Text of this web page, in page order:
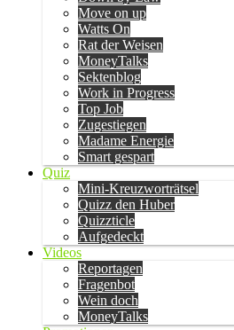
Move on up
Watts On
Rat der Weisen
MoneyTalks
Sektenblog
Work in Progress
Top Job
Zugestiegen
Madame Energie
Smart gespart
Quiz
Mini-Kreuzworträtsel
Quizz den Huber
Quizzticle
Aufgedeckt
Videos
Reportagen
Fragenbot
Wein doch
MoneyTalks